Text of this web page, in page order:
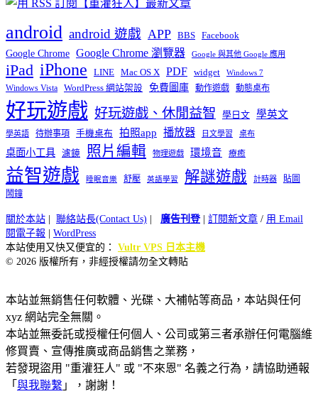
android android 遊戲 APP BBS Facebook
Google Chrome Google Chrome 瀏覽器 Google 與其他 Google 應用
iPad iPhone LINE Mac OS X PDF widget Windows 7
Windows Vista WordPress 網站架設 免費圖庫 動作遊戲 動態桌布
好玩遊戲 好玩遊戲、休閒益智 學日文 學英文
學英語 待辦事項 手機桌布 拍照app 播放器 日文學習 桌布
桌面小工具 濾鏡 照片編輯 物理遊戲 環境音 療癒
益智遊戲 睡眠音樂 舒壓 英語學習 解謎遊戲 計時器
貼圖
鬧鐘
關於本站 聯絡站長(Contact Us) 廣告刊登| 訂閱新文章 / 用 Email
閱電子報
WordPress
本站使用又快又便宜的： Vultr VPS 日本主機
© 2026 版權所有，非經授權請勿全文轉貼
本站並無銷售任何軟體、光碟、大補帖等商品，本站與任何
xyz 網站完全無關。
本站並無委託或授權任何個人、公司或第三者承辦任何電腦維
修買賣、宣傳推廣或商品銷售之業務，
若發現盜用 "重灌狂人" 或 "不來恩" 名義之行為，請協助通報
「 與我聯繫 」，謝謝！